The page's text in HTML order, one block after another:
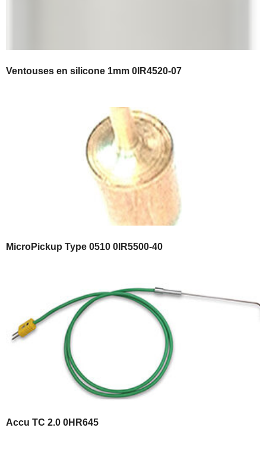
Ventouses en silicone 1mm 0IR4520-07
MicroPickup Type 0510 0IR5500-40
Accu TC 2.0 0HR645